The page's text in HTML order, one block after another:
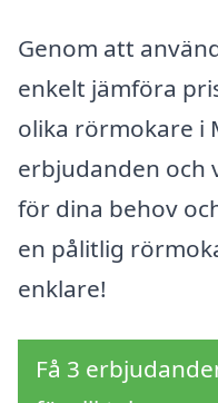
Genom att
enkelt jämföra
olika rörmokare i
erbjudanden och
för dina behov
en pålitlig
enklare!
Få 3